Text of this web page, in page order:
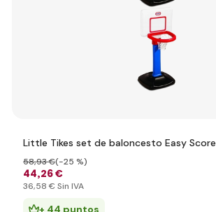
Little Tikes set de baloncesto Easy Score
44,26 €
58,93 €(-25 %)
36,58 € Sin IVA
+ 44 puntos